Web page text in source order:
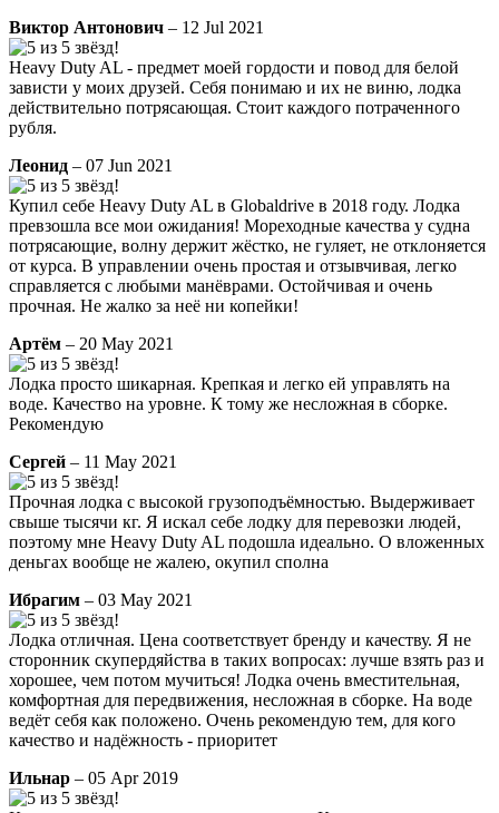
Виктор Антонович – 12 Jul 2021
Heavy Duty AL - предмет моей гордости и повод для белой
зависти у моих друзей. Себя понимаю и их не виню, лодка
действительно потрясающая. Стоит каждого потраченного
рубля.
Леонид – 07 Jun 2021
Купил себе Heavy Duty AL в Globaldrive в 2018 году. Лодка
превзошла все мои ожидания! Мореходные качества у судна
потрясающие, волну держит жёстко, не гуляет, не отклоняется
от курса. В управлении очень простая и отзывчивая, легко
справляется с любыми манёврами. Остойчивая и очень
прочная. Не жалко за неё ни копейки!
Артём – 20 May 2021
Лодка просто шикарная. Крепкая и легко ей управлять на
воде. Качество на уровне. К тому же несложная в сборке.
Рекомендую
Сергей – 11 May 2021
Прочная лодка с высокой грузоподъёмностью. Выдерживает
свыше тысячи кг. Я искал себе лодку для перевозки людей,
поэтому мне Heavy Duty AL подошла идеально. О вложенных
деньгах вообще не жалею, окупил сполна
Ибрагим – 03 May 2021
Лодка отличная. Цена соответствует бренду и качеству. Я не
сторонник скупердяйства в таких вопросах: лучше взять раз и
хорошее, чем потом мучиться! Лодка очень вместительная,
комфортная для передвижения, несложная в сборке. На воде
ведёт себя как положено. Очень рекомендую тем, для кого
качество и надёжность - приоритет
Ильнар – 05 Apr 2019